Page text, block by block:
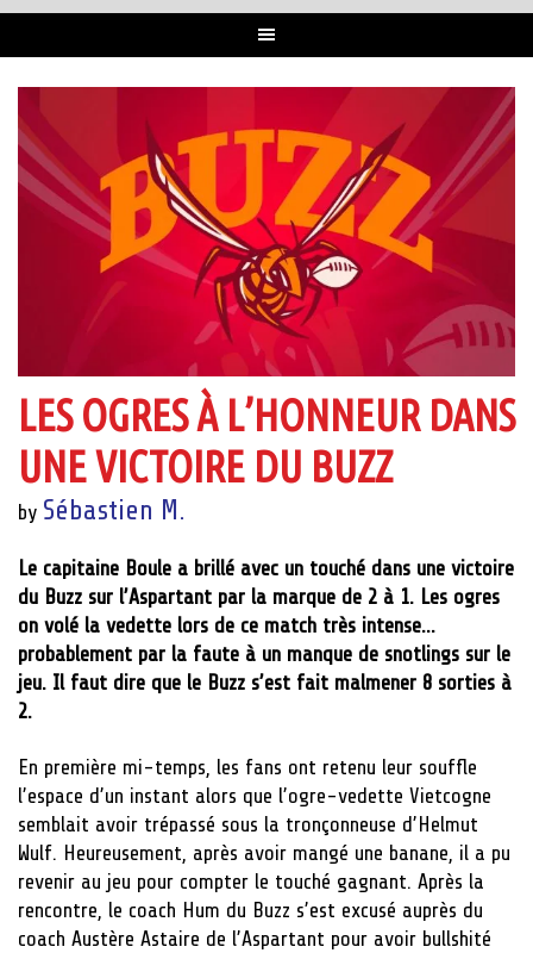
LES OGRES À L’HONNEUR DANS
UNE VICTOIRE DU BUZZ
by Sébastien M.
Le capitaine Boule a brillé avec un touché dans une victoire
du Buzz sur l’Aspartant par la marque de 2 à 1. Les ogres
on volé la vedette lors de ce match très intense…
probablement par la faute à un manque de snotlings sur le
jeu. Il faut dire que le Buzz s’est fait malmener 8 sorties à
2.
En première mi-temps, les fans ont retenu leur souffle
l’espace d’un instant alors que l’ogre-vedette Vietcogne
semblait avoir trépassé sous la tronçonneuse d’Helmut
Wulf. Heureusement, après avoir mangé une banane, il a pu
revenir au jeu pour compter le touché gagnant. Après la
rencontre, le coach Hum du Buzz s’est excusé auprès du
coach Austère Astaire de l’Aspartant pour avoir bullshité